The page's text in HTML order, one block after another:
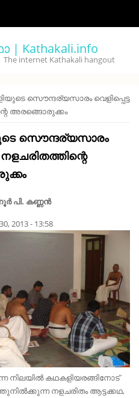
Kathakali.info
internet Kathakali hangout
സൌന്ദര്യസാരം വെളിപ്പെട്ട
അരങ്ങൊരുക്കം
സൌന്ദര്യസാരം
നളചരിതത്തിന്റെ
പി. കണ്ണന്‍
2013 - 13:58
നിലയില്‍ കഥകളിയരങ്ങിനോട്
നളചരിതം ആട്ടക്കഥ,